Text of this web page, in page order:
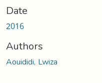
Date
2016
Authors
Aouididi, Lwiza